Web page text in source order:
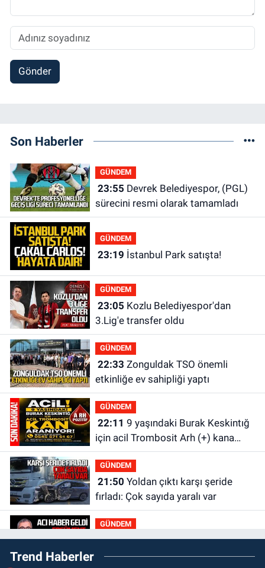
Gönder
Son Haberler
GÜNDEM
23:55
sürecini resmi olarak tamamladı
GÜNDEM
23:19 İstanbul Park satışta!
GÜNDEM
23:05
3.Lig'e transfer oldu
GÜNDEM
22:33
etkinliğe ev sahipliği yaptı
GÜNDEM
22:11
için acil Trombosit Arh (+) kana
ihtiyaç var
GÜNDEM
21:50
fırladı: Çok sayıda yaralı var
GÜNDEM
21:38Ercüment Ünal'dan acık
haber geldi: Ameliyata dayanamadı
Trend Haberler